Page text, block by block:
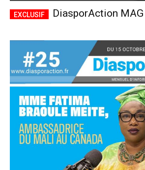
Accès complet
$22 / anplaceholder text
Tous les articles
Annonces
DiasporAction